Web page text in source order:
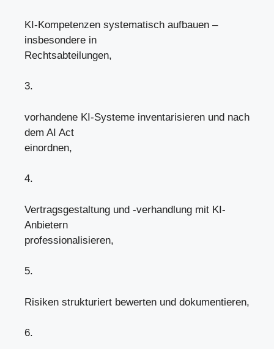
KI-Kompetenzen systematisch aufbauen –
insbesondere in
Rechtsabteilungen,
3.
vorhandene KI-Systeme inventarisieren und nach
dem AI Act
einordnen,
4.
Vertragsgestaltung und -verhandlung mit KI-
Anbietern
professionalisieren,
5.
Risiken strukturiert bewerten und dokumentieren,
6.